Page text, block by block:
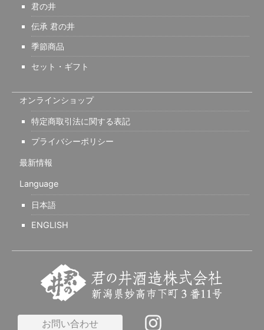
君の井
伝承 君の井
季節商品
セット・ギフト
オンラインショップ
特定商取引法に関する表記
プライバシーポリシー
最新情報
Language
日本語
ENGLISH
お問い合わせ